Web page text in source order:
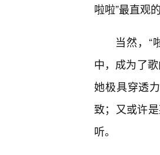
啦啦”最直观
当然，“
中，成为了
她极具穿透
致；又或许
听。